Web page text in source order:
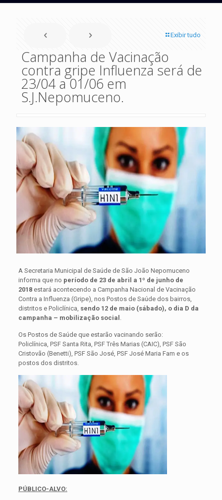
Exibir tudo
Campanha de Vacinação
contra gripe Influenza será de
23/04 a 01/06 em
S.J.Nepomuceno.
A Secretaria Municipal de Saúde de São João Nepomuceno
informa que no período de 23 de abril a 1º de junho de
2018estará acontecendo a Campanha Nacional de Vacinação
Contra a Influenza (Gripe), nos Postos de Saúde dos bairros,
distritos e Policlínica, sendo 12 de maio (sábado), o dia D da
campanha – mobilização social
Os Postos de Saúde que estarão vacinando serão:
Policlínica, PSF Santa Rita, PSF Três Marias (CAIC), PSF São
Cristovão (Benetti), PSF São José, PSF José Maria Fam e os
postos dos distritos.
PÚBLICO-ALVO: